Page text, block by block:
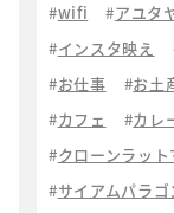
wifi アユタ
インスタ映え
お仕事
お土
カフェ
カレ
クローンラッ
サイアムパラゴ